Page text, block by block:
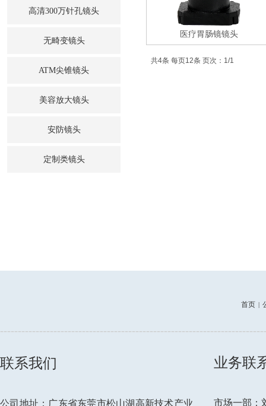
高清300万针孔镜头
无畸变镜头
ATM尖锥镜头
美容放大镜头
安防镜头
定制类镜头
医疗胃肠镜镜头
共4条 每页12条 页次：1/1
首页 |
业务联
市场一部：
联系我们
公司地址：广东省东莞市松山湖高新技术产业